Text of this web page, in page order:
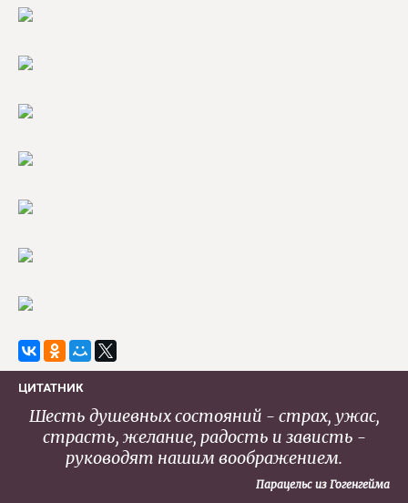
ЦИТАТНИК
Шесть душевных состояний - страх, ужас,
страсть, желание, радость и зависть -
руководят нашим воображением.
Парацельс из Гогенгейма